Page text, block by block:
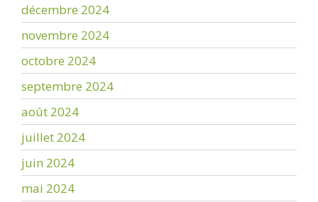
décembre 2024
novembre 2024
octobre 2024
septembre 2024
août 2024
juillet 2024
juin 2024
mai 2024